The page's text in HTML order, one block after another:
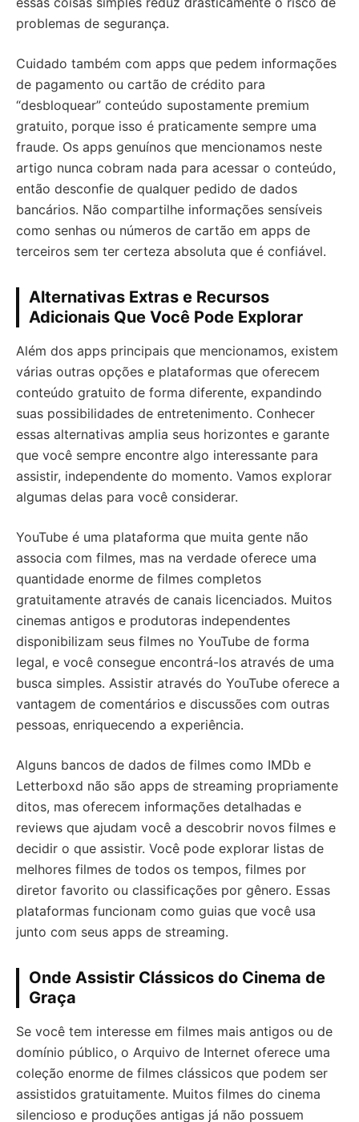
problemas de segurança.
Cuidado também com apps que pedem informações
de pagamento ou cartão de crédito para
“desbloquear” conteúdo supostamente premium
gratuito, porque isso é praticamente sempre uma
fraude. Os apps genuínos que mencionamos neste
artigo nunca cobram nada para acessar o conteúdo,
então desconfie de qualquer pedido de dados
bancários. Não compartilhe informações sensíveis
como senhas ou números de cartão em apps de
terceiros sem ter certeza absoluta que é confiável.
Alternativas Extras e Recursos
Adicionais Que Você Pode Explorar
Além dos apps principais que mencionamos, existem
várias outras opções e plataformas que oferecem
conteúdo gratuito de forma diferente, expandindo
suas possibilidades de entretenimento. Conhecer
essas alternativas amplia seus horizontes e garante
que você sempre encontre algo interessante para
assistir, independente do momento. Vamos explorar
algumas delas para você considerar.
YouTube é uma plataforma que muita gente não
associa com filmes, mas na verdade oferece uma
quantidade enorme de filmes completos
gratuitamente através de canais licenciados. Muitos
cinemas antigos e produtoras independentes
disponibilizam seus filmes no YouTube de forma
legal, e você consegue encontrá-los através de uma
busca simples. Assistir através do YouTube oferece a
vantagem de comentários e discussões com outras
pessoas, enriquecendo a experiência.
Alguns bancos de dados de filmes como IMDb e
Letterboxd não são apps de streaming propriamente
ditos, mas oferecem informações detalhadas e
reviews que ajudam você a descobrir novos filmes e
decidir o que assistir. Você pode explorar listas de
melhores filmes de todos os tempos, filmes por
diretor favorito ou classificações por gênero. Essas
plataformas funcionam como guias que você usa
junto com seus apps de streaming.
Onde Assistir Clássicos do Cinema de
Graça
Se você tem interesse em filmes mais antigos ou de
domínio público, o Arquivo de Internet oferece uma
coleção enorme de filmes clássicos que podem ser
assistidos gratuitamente. Muitos filmes do cinema
silencioso e produções antigas já não possuem